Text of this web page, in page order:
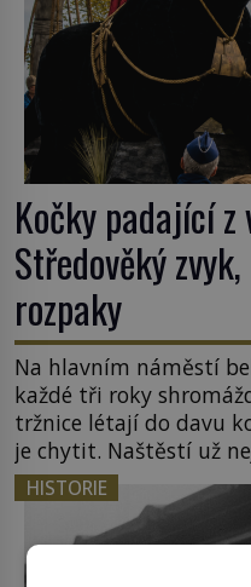
Kočky padající z
Středověký
rozpaky
Na hlavním náměstí
každé tři roky
tržnice létají do davu
je chytit. Naštěstí už
jenom o plyšové
Tato veselá podívaná
nejpodivnějších a
HISTORIE